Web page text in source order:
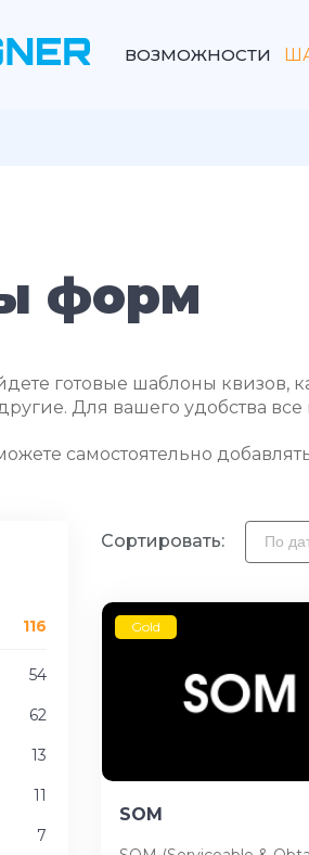
ВОЗМОЖНОСТИ
форм
готовые шаблоны квизов,
Для вашего удобства
самостоятельно
116
54
62
13
11
7
Сортировать:
Gold
SOM